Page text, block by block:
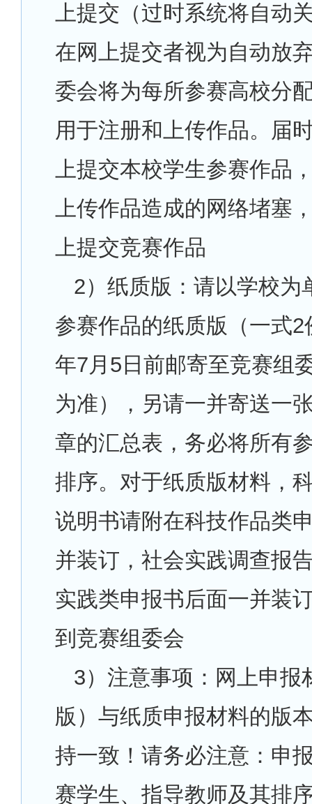
上提交（过时系统将自动
在网上提交者视为自动放
委会将为每所参赛高校分
用于注册和上传作品。届
上提交本校学生参赛作品
上传作品造成的网络堵塞
上提交竞赛作品
2）纸质版：请以学校为
参赛作品的纸质版（一式2
年7月5日前邮寄至竞赛组
为准），另请一并寄送一
章的汇总表，务必将所有
排序。对于纸质版材料，
说明书请附在科技作品类
并装订，社会实践调查报
实践类申报书后面一并装
到竞赛组委会
3）注意事项：网上申报
版）与纸质申报材料的版
持一致！请务必注意：申
赛学生、指导教师及其排